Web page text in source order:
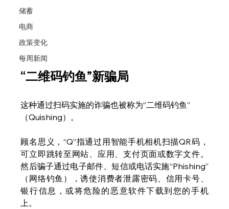
储蓄
电商
政策变化
每周新闻
“二维码钓鱼”新骗局
这种通过扫码实施的诈骗也被称为“二维码钓鱼”
（Quishing）。
顾名思义，“Q”指通过用智能手机相机扫描QR码，
可立即跳转至网站、应用、支付页面或数字文件。
然后骗子通过电子邮件、短信或电话实施“Phishing”
（网络钓鱼），诱使消费者泄露密码、信用卡号、
银行信息，或将危险的恶意软件下载到您的手机
上。